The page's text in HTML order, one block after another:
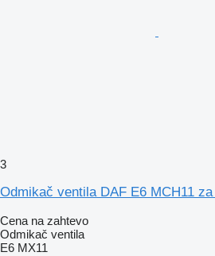
3
Odmikač ventila DAF E6 MCH11
Cena na zahtevo
Odmikač ventila
Ε6 ΜΧ11